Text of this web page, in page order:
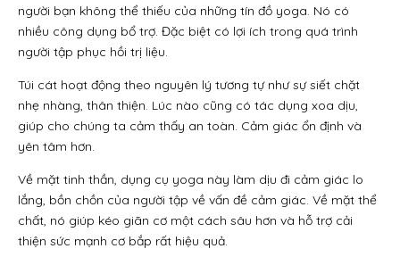
người bạn không thể thiếu của những tín đồ yoga. Nó có
nhiều công dụng bổ trợ. Đặc biệt có lợi ích trong quá trình
người tập phục hồi trị liệu.
Túi cát hoạt động theo nguyên lý tương tự như sự siết chặt
nhẹ nhàng, thân thiện. Lúc nào cũng có tác dụng xoa dịu,
giúp cho chúng ta cảm thấy an toàn. Cảm giác ổn định và
yên tâm hơn.
Về mặt tinh thần, dụng cụ yoga này làm dịu đi cảm giác lo
lắng, bồn chồn của người tập về vấn đề cảm giác. Về mặt thể
chất, nó giúp kéo giãn cơ một cách sâu hơn và hỗ trợ cải
thiện sức mạnh cơ bắp rất hiệu quả.